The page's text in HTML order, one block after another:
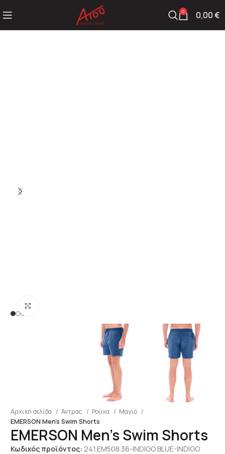
0 0,00€
Αρχική σελίδα Άντρας Ρούχα
Μαγιό
EMERSON Men’s Swim Shorts
EMERSON Men’s Swim Shorts
Κωδικός προϊόντος: 241.EM508.36-INDIGO BLUE-INDIGO